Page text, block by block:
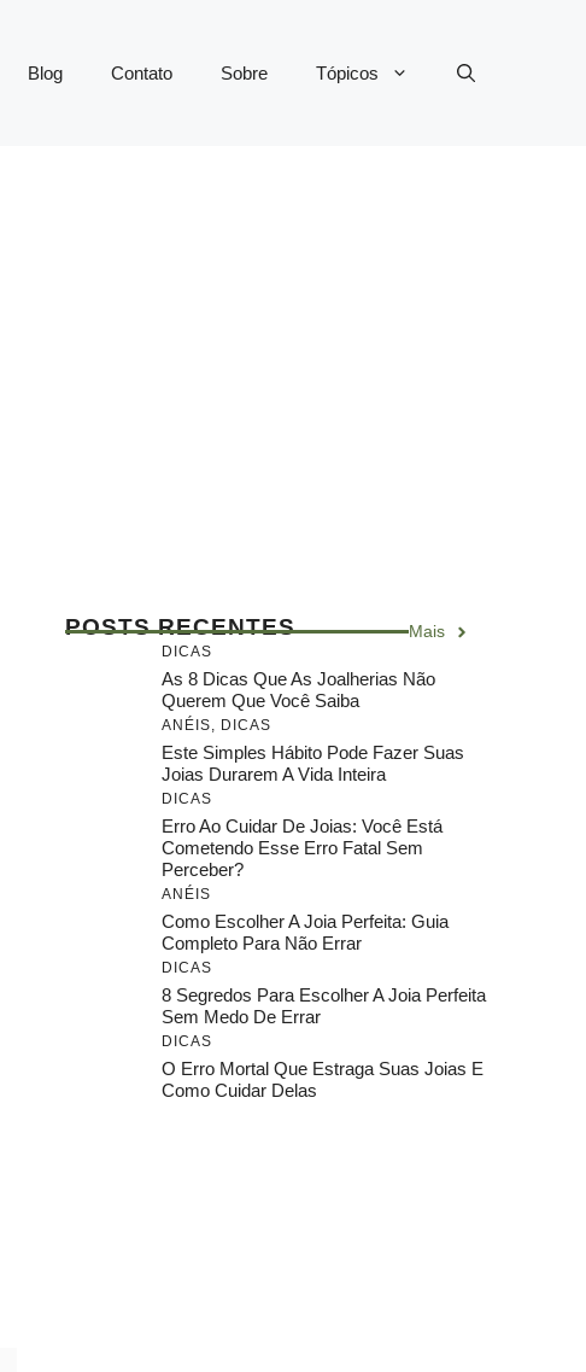
Blog Contato Sobre Tópicos
POSTS RECENTES Mais
DICAS
As 8 Dicas Que As Joalherias Não
Querem Que Você Saiba
ANÉIS, DICAS
Este Simples Hábito Pode Fazer Suas
Joias Durarem A Vida Inteira
DICAS
Erro Ao Cuidar De Joias: Você Está
Cometendo Esse Erro Fatal Sem
Perceber?
ANÉIS
Como Escolher A Joia Perfeita: Guia
Completo Para Não Errar
DICAS
8 Segredos Para Escolher A Joia Perfeita
Sem Medo De Errar
DICAS
O Erro Mortal Que Estraga Suas Joias E
Como Cuidar Delas